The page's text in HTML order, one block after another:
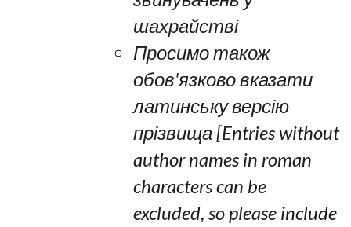
шахрайстві
Просимо також
обов'язково вказати
латинську версію
прізвища [Entries without
author names in roman
characters can be
excluded, so please include